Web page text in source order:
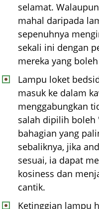
selamat.
mahal daripada
sepenuhnya
sekali ini dengan
mereka yang
Lampu loket
masuk ke dalam
menggabungkan
salah dipilih boleh
bahagian yang
sebaliknya, jika
sesuai, ia dapat
kosiness dan
cantik.
Ketinggian lampu